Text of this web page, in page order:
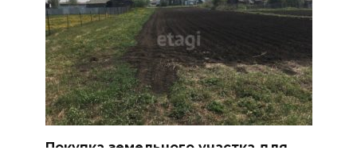
Покупка земельного участка для